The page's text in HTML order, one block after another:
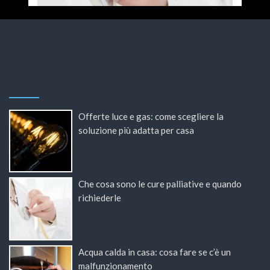
Offerte luce e gas: come scegliere la
soluzione più adatta per casa
Che cosa sono le cure palliative e quando
richiederle
Acqua calda in casa: cosa fare se c’è un
malfunzionamento